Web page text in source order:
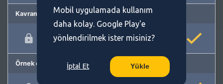
Kavram önerme
Örnek cümleler
Mobil uygulamada kullanım
daha kolay. Google Play'e
yönlendirilmek ister misiniz?
İptal Et Yükle